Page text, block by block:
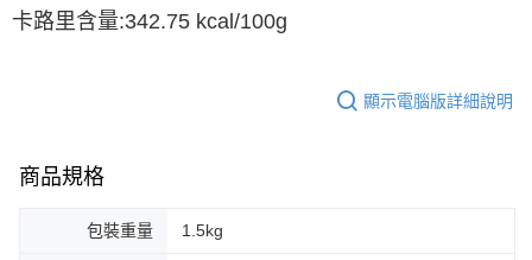
卡路里含量:342.75 kcal/100g
顯示電腦版詳細說明
商品規格
包裝重量 1.5kg